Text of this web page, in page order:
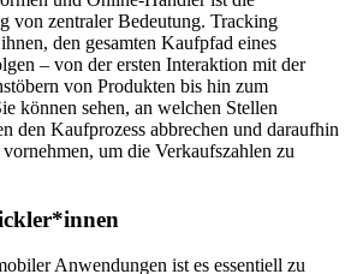
von zentraler Bedeutung. Tracking
den gesamten Kaufpfad eines
– von der ersten Interaktion mit der
von Produkten bis hin zum
können sehen, an welchen Stellen
den Kaufprozess abbrechen und daraufhin
um die Verkaufszahlen zu
Anwendungen ist es essentiell zu